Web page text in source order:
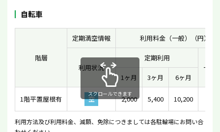
自転車
階層
定期満空情報 利用料金（一般）（円）
利用状況
定期利用
一時
1ヶ月
3ヶ月 6ヶ月
1階平置屋根有 空 2,000 5,400 10,200
スクロールできます
利用方法及び利用料金、減額、免除につきましては各駐輪場にお問い合